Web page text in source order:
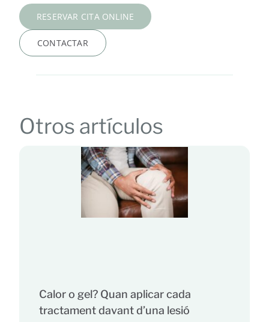
RESERVAR CITA ONLINE
CONTACTAR
Otros artículos
Calor o gel? Quan aplicar cada
tractament davant d’una lesió